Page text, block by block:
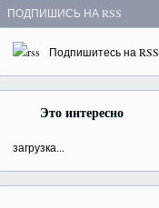
ПОДПИШИСЬ НА RSS
Подпишитесь наRSS
Это интересно
загрузка...